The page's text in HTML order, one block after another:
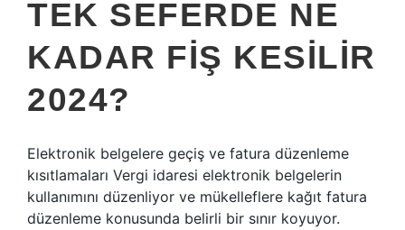
TEK SEFERDE NE
KADAR FIŞ KESILIR
2024?
Elektronik belgelere geçiş ve fatura düzenleme
kısıtlamaları Vergi idaresi elektronik belgelerin
kullanımını düzenliyor ve mükelleflere kağıt fatura
düzenleme konusunda belirli bir sınır koyuyor.